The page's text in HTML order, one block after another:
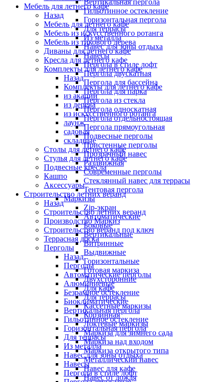
Вертикальная пергола
Гильотинное остекление
Горизонтальная пергола
Для террасы
Из металла
Навес для зоны отдыха
Навесы
Пергола в стиле лофт
Пергола двускатная
Пергола для бассейна
Пергола для парка
Пергола из стекла
Пергола односкатная
Пергола отдельностоящая
Пергола прямоугольная
Подвесные перголы
Пристенные перголы
Прозрачный навес
Раздвижная
Современные перголы
Стеклянный навес для террасы
Тентовая пергола
Маркизы
Zip-экран
Автоматические
Боковые
Вертикальные
Витринные
Выдвижные
Горизонтальные
Готовая маркиза
Двухсторонние
Для кафе
Для террасы
Кассетные маркизы
Корзинная
Локтевые маркизы
Маркиза для зимнего сада
Маркиза над входом
Маркиза открытого типа
Металлический навес
Навес для кафе
Навес от дождя
Мебель для летнего кафе
Назад
Мебель для летнего кафе
Мебель из искусственного ротанга
Мебель из тикового дерева
Диваны для летнего кафе
Кресла для летнего кафе
Комплекты для летнего кафе
Назад
Комплекты для летнего кафе
из акации
из дерева
из искусственного ротанга
лаунж
садовая
складные
Столы для летнего кафе
Стулья для летнего кафе
Подвесные кресла
Кашпо
Аксессуары
Строительство летних веранд
Назад
Строительство летних веранд
Производство Маркиз
Строительство веранд под ключ
Террасная доска
Перголы
Назад
Перголы
Автоматические перголы
Алюминиевые
Безрамное остекление
Биоклиматические
Вертикальная пергола
Гильотинное остекление
Горизонтальная пергола
Для террасы
Из металла
Навес для зоны отдыха
Навесы
Пергола в стиле лофт